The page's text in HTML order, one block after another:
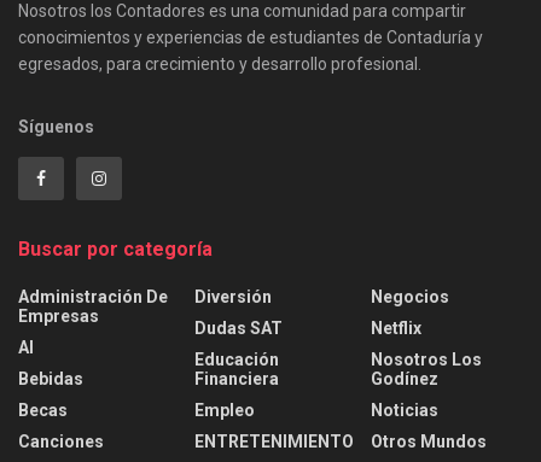
Nosotros los Contadores es una comunidad para compartir
conocimientos y experiencias de estudiantes de Contaduría y
egresados, para crecimiento y desarrollo profesional.
Síguenos
Buscar por categoría
Administración De
Empresas
AI
Bebidas
Becas
Canciones
Diversión
Dudas SAT
Educación
Financiera
Empleo
ENTRETENIMIENTO
Negocios
Netflix
Nosotros Los
Godínez
Noticias
Otros Mundos